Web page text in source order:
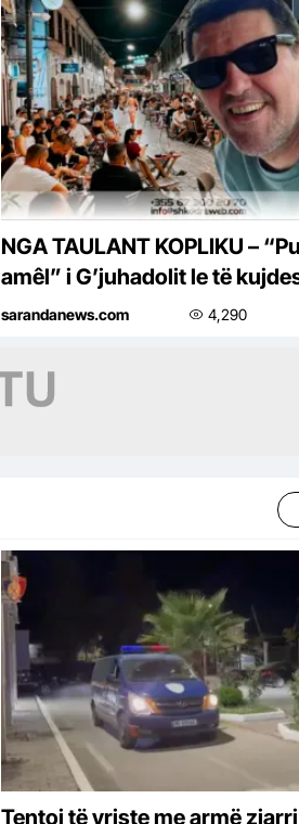
NGA TAULANT KOPLIKU –
amêl” i G’juhadolit le të
bahet pa zhduk arkitektura
sarandanews.com 4,290
Tentoi të vriste me armë